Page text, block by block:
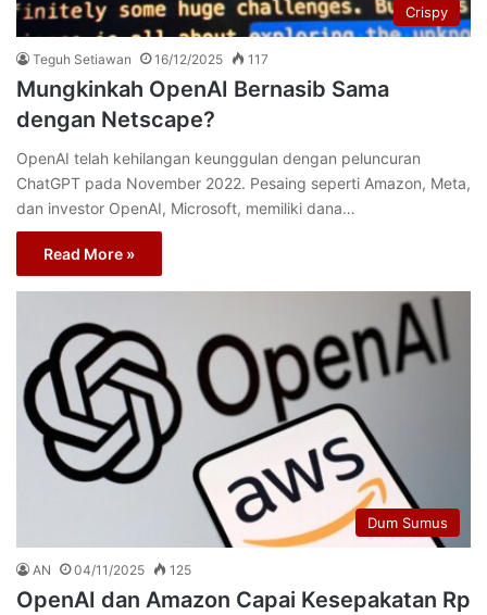
Crispy
Teguh Setiawan 16/12/2025 117
Mungkinkah OpenAI Bernasib Sama
dengan Netscape?
OpenAI telah kehilangan keunggulan dengan peluncuran
ChatGPT pada November 2022. Pesaing seperti Amazon, Meta,
dan investor OpenAI, Microsoft, memiliki dana…
Read More »
Dum Sumus
AN 04/11/2025 125
OpenAI dan Amazon Capai Kesepakatan Rp